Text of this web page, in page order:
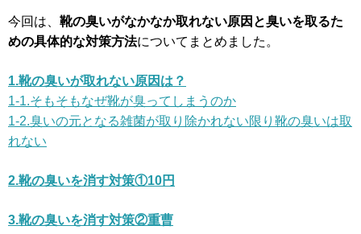
今回は、 靴の臭いがなかなか取れない原因と臭いを取るた
めの具体的な対策方法についてまとめました。
1.靴の臭いが取れない原因は？
1-1.そもそもなぜ靴が臭ってしまうのか
1-2.臭いの元となる雑菌が取り除かれない限り靴の臭いは取
れない
2.靴の臭いを消す対策①10円
3.靴の臭いを消す対策②重曹